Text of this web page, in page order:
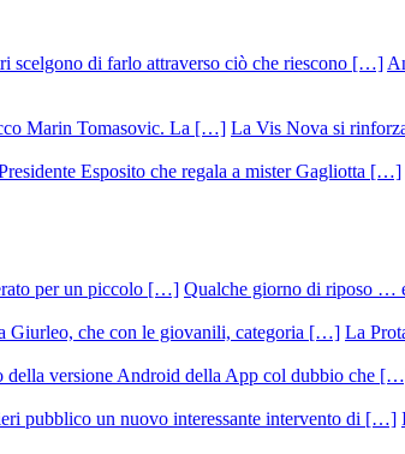
La Vis Nova si
Qualche giorno di riposo …
La